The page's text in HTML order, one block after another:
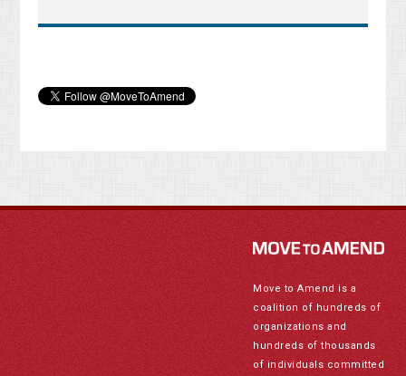
Move to Amend is a
coalition of hundreds of
organizations and
hundreds of thousands
of individuals committed